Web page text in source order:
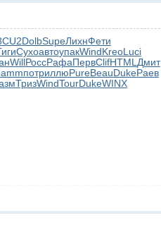
DolbSupeЛихнФети
СухоавтоупакWindKreoLuci
WillРоссРафаПервClifHTML Дмит
потриллюPureBeauDukeРаев
ТризWindTourDukeWINX